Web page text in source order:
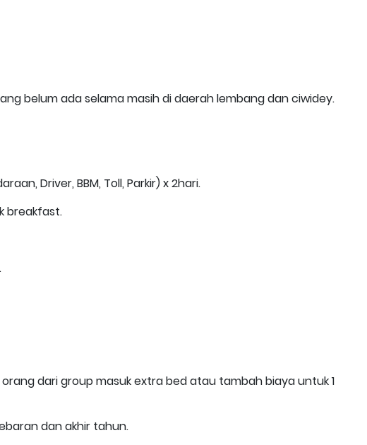
belum ada selama masih di daerah lembang dan ciwidey.
Driver, BBM, Toll, Parkir) x 2hari.
breakfast.
orang dari group masuk extra bed atau tambah biaya untuk 1
dan akhir tahun.